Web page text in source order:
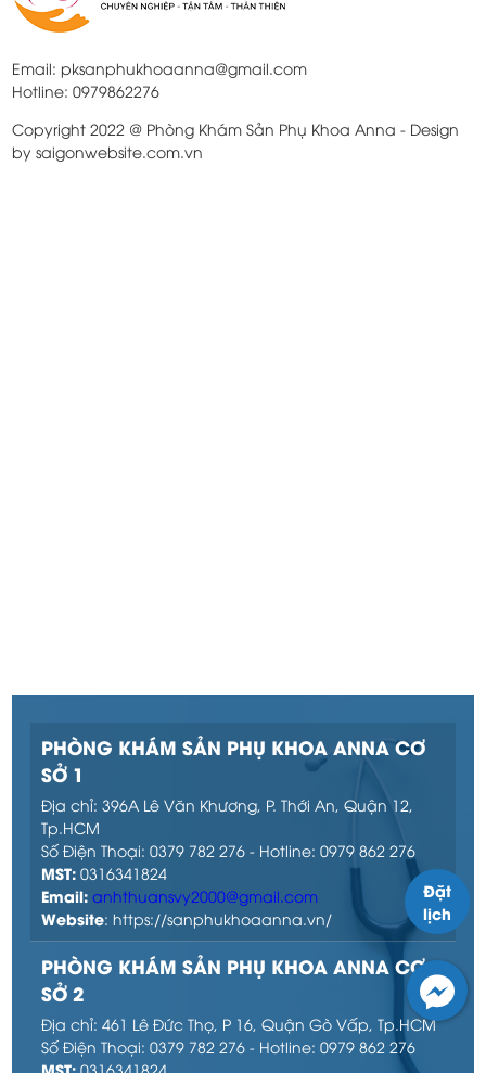
Email: pksanphukhoaanna@gmail.com
Hotline: 0979862276
Copyright 2022 @ Phòng Khám Sản Phụ Khoa Anna - Design
by saigonwebsite.com.vn
PHÒNG KHÁM SẢN PHỤ KHOA ANNA CƠ
SỞ 1
Địa chỉ: 396A Lê Văn Khương, P. Thới An, Quận 12,
Tp.HCM
Số Điện Thoại: 0379 782 276 - Hotline: 0979 862 276
MST:0316341824
Email:anhthuansvy2000@gmail.com
Website: https://sanphukhoaanna.vn/
PHÒNG KHÁM SẢN PHỤ KHOA ANNA CƠ
SỞ 2
Địa chỉ: 461 Lê Đức Thọ, P 16, Quận Gò Vấp, Tp.HCM
Số Điện Thoại: 0379 782 276 - Hotline: 0979 862 276
Đặt
lịch